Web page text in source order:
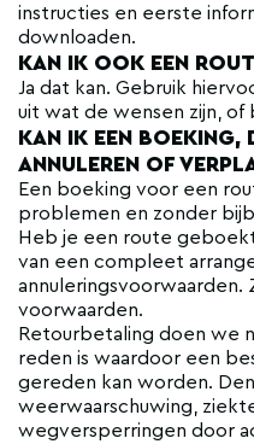
instructies en eerste
downloaden.
KAN IK OOK EEN
Ja dat kan. Gebruik
uit wat de wensen zijn, of
KAN IK EEN BOEKING,
ANNULEREN OF
Een boeking voor een
problemen en zonder
Heb je een route
van een compleet
annuleringsvoorwaarden.
voorwaarden.
Retourbetaling doen we
reden is waardoor een
gereden kan worden.
weerwaarschuwing,
wegversperringen door